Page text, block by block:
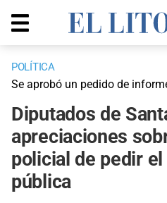
POLÍTICA
Se aprobó un pedido de
Diputados de
apreciaciones
policial de pedir
pública